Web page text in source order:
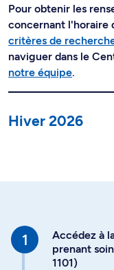
Pour obtenir les
concernant l'horaire
critères de
naviguer dans le
notre équipe.
Hiver 2026
Accédez à
prenant
1101)